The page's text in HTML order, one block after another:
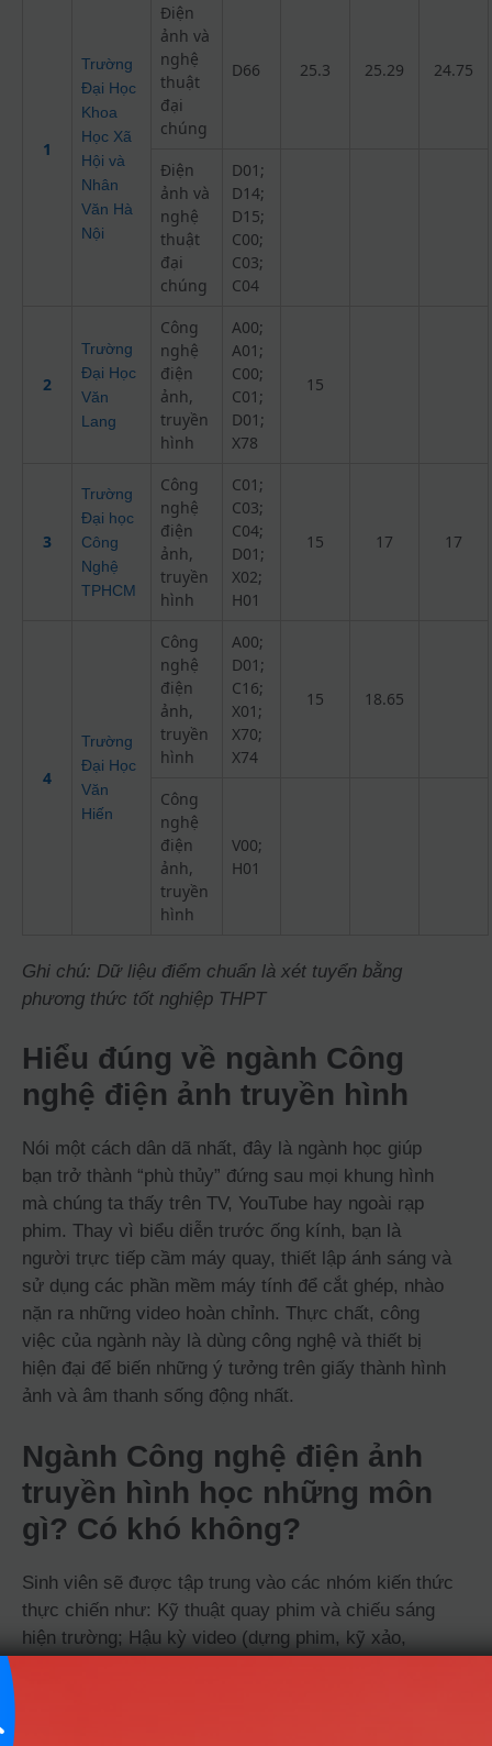
1
Trường
Đại Học
Khoa
Học Xã
Hội và
Nhân
Văn Hà
Nội
Điện
ảnh và
nghệ
thuật
đại
chúng
D66 25.3 25.29 24.75
Điện
ảnh và
nghệ
thuật
đại
chúng
D01;
D14;
D15;
C00;
C03;
C04
2
Trường
Đại Học
Văn
Lang
Công
nghệ
điện
ảnh,
truyền
hình
A00;
A01;
C00;
C01;
D01;
X78
15
3
Trường
Đại học
Công
Nghệ
TPHCM
Công
nghệ
điện
ảnh,
truyền
hình
C01;
C03;
C04;
D01;
X02;
H01
15 17 17
4
Trường
Đại Học
Văn
Hiến
Công
nghệ
điện
ảnh,
truyền
hình
A00;
D01;
C16;
X01;
X70;
X74
15 18.65
Công
nghệ
điện
ảnh,
truyền
hình
V00;
H01
Ghi chú: Dữ liệu điểm chuẩn là xét tuyển bằng
phương thức tốt nghiệp THPT
Hiểu đúng về ngành Công
nghệ điện ảnh truyền hình
Nói một cách dân dã nhất, đây là ngành học giúp
bạn trở thành “phù thủy” đứng sau mọi khung hình
mà chúng ta thấy trên TV, YouTube hay ngoài rạp
phim. Thay vì biểu diễn trước ống kính, bạn là
người trực tiếp cầm máy quay, thiết lập ánh sáng và
sử dụng các phần mềm máy tính để cắt ghép, nhào
nặn ra những video hoàn chỉnh. Thực chất, công
việc của ngành này là dùng công nghệ và thiết bị
hiện đại để biến những ý tưởng trên giấy thành hình
ảnh và âm thanh sống động nhất.
Ngành Công nghệ điện ảnh
truyền hình học những môn
gì? Có khó không?
Sinh viên sẽ được tập trung vào các nhóm kiến thức
thực chiến như: Kỹ thuật quay phim và chiếu sáng
hiện trường; Hậu kỳ video (dựng phim, kỹ xảo,